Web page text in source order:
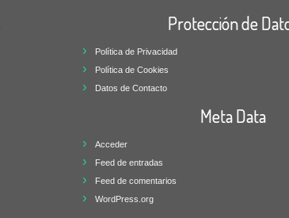
Protección de
Política de Privacidad
Política de Cookies
Datos de Contacto
Meta Data
Acceder
Feed de entradas
Feed de comentarios
WordPress.org